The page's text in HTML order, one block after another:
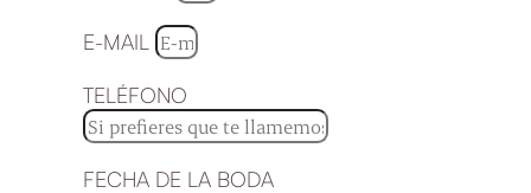
E-MAIL
TELÉFONO
FECHA DE LA BODA